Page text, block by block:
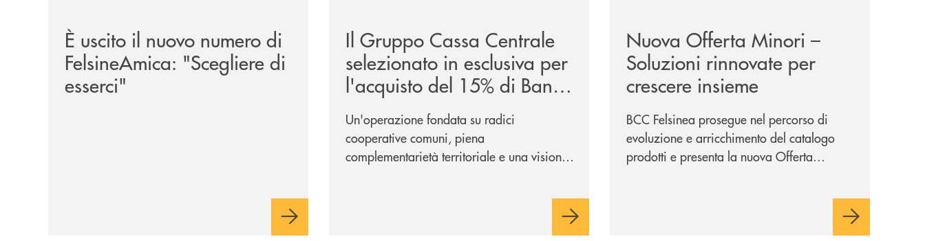
È uscito il nuovo numero di
FelsineAmica: "Scegliere di
esserci"
Il Gruppo Cassa Centrale
selezionato in esclusiva per
l'acquisto del 15% di Banca
Cambiano 1884
Un'operazione fondata su radici
cooperative comuni, piena
complementarietà territoriale e una visione
Nuova Offerta Minori –
Soluzioni rinnovate per
crescere insieme
BCC Felsinea prosegue nel percorso di
evoluzione e arricchimento del catalogo
prodotti e presenta la nuova Offerta